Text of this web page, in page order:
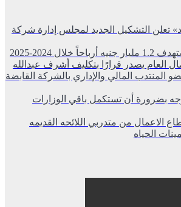
تعلن التشكيل الجديد لمجلس إدارة شركة
2024-2025
العام يصدر قرارًا بتكليف أشرف عبدالله
المنتدب المالي والإداري بالشركة القابضة
بضرورة أن تستكمل باقي الوزارات
الاعمال من متدربي اللائحه القديمه
الحياه